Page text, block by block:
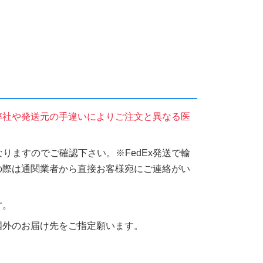
や発送元の手違いによりご注文と異なる医
ますのでご確認下さい。※FedEx発送で輸
は通関業者から直接お客様宛にご連絡がい
のお届け先をご指定願います。